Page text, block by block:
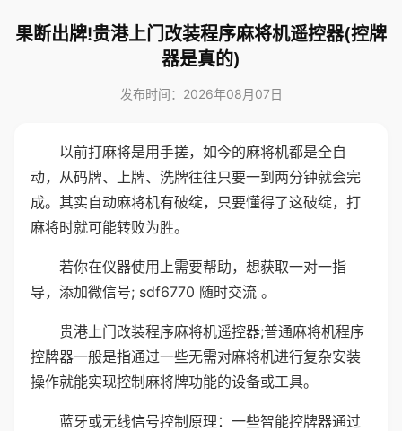
果断出牌!贵港上门改装程序麻将机遥控器(控牌
器是真的)
发布时间：2026年08月07日
以前打麻将是用手搓，如今的麻将机都是全自
动，从码牌、上牌、洗牌往往只要一到两分钟就会完
成。其实自动麻将机有破绽，只要懂得了这破绽，打
麻将时就可能转败为胜。
若你在仪器使用上需要帮助，想获取一对一指
导，添加微信号; sdf6770 随时交流 。
贵港上门改装程序麻将机遥控器;普通麻将机程序
控牌器一般是指通过一些无需对麻将机进行复杂安装
操作就能实现控制麻将牌功能的设备或工具。
蓝牙或无线信号控制原理：一些智能控牌器通过